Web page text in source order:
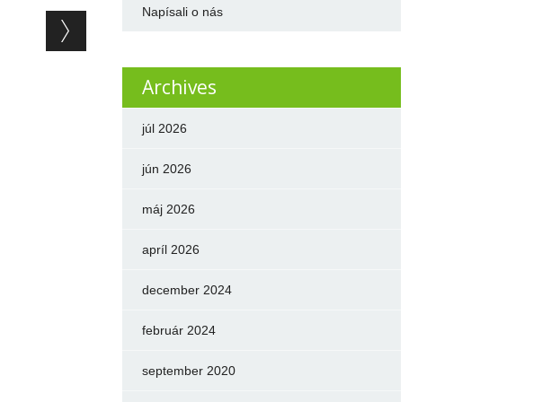
Napísali o nás
Archives
júl 2026
jún 2026
máj 2026
apríl 2026
december 2024
február 2024
september 2020